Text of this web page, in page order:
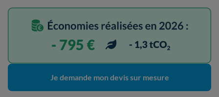
Je demande mon devis sur mesure